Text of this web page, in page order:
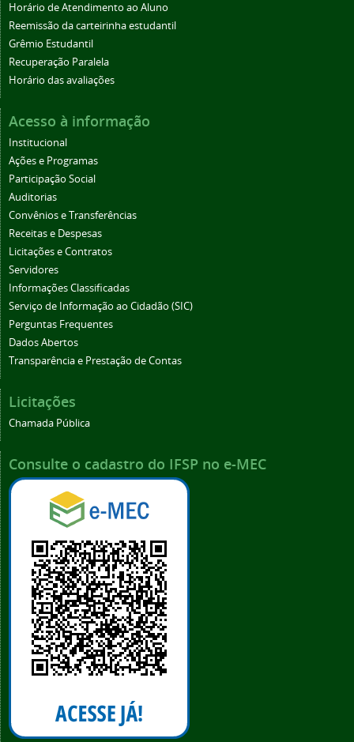
Horário de Atendimento ao Aluno
Reemissão da carteirinha estudantil
Grêmio Estudantil
Recuperação Paralela
Horário das avaliações
Acesso à informação
Institucional
Ações e Programas
Participação Social
Auditorias
Convênios e Transferências
Receitas e Despesas
Licitações e Contratos
Servidores
Informações Classificadas
Serviço de Informação ao Cidadão (SIC)
Perguntas Frequentes
Dados Abertos
Transparência e Prestação de Contas
Licitações
Chamada Pública
Consulte o cadastro do IFSP no e-MEC